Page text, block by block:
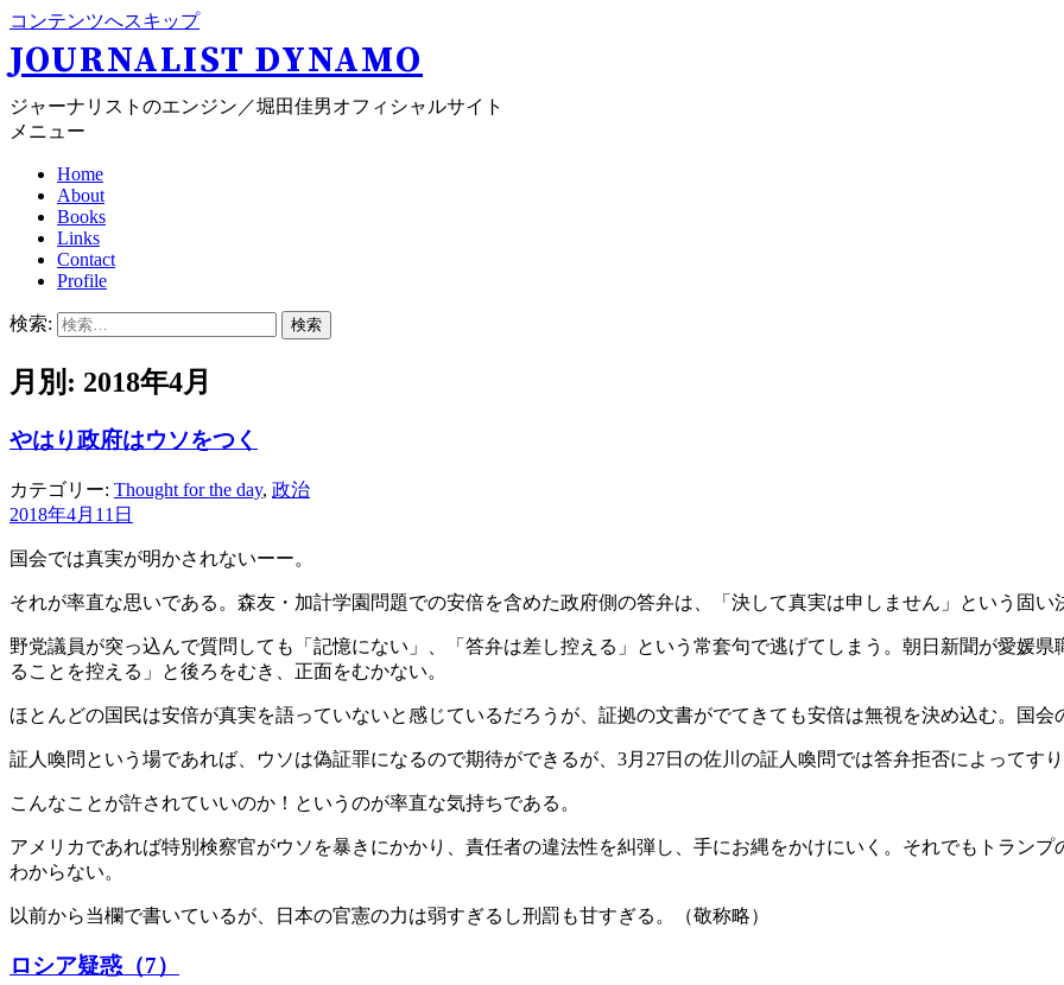
コンテンツへスキップ
JOURNALIST DYNAMO
ジャーナリストのエンジン／堀田佳男オフィシャルサイト
メニュー
Home
About
Books
Links
Contact
Profile
検索:
月別: 2018年4月
やはり政府はウソをつく
カテゴリー: Thought for the day, 政治
2018年4月11日
国会では真実が明かされないーー。
それが率直な思いである。森友・加計学園問題での安倍を含めた政府側の答弁は、「決して真実は申しません」という固い
野党議員が突っ込んで質問しても「記憶にない」、「答弁は差し控える」という常套句で逃げてしまう。朝日新聞が愛媛
ることを控える」と後ろをむき、正面をむかない。
ほとんどの国民は安倍が真実を語っていないと感じているだろうが、証拠の文書がでてきても安倍は無視を決め込む。国会
証人喚問という場であれば、ウソは偽証罪になるので期待ができるが、3月27日の佐川の証人喚問では答弁拒否によってすり
こんなことが許されていいのか！というのが率直な気持ちである。
アメリカであれば特別検察官がウソを暴きにかかり、責任者の違法性を糾弾し、手にお縄をかけにいく。それでもトラン
わからない。
以前から当欄で書いているが、日本の官憲の力は弱すぎるし刑罰も甘すぎる。（敬称略）
ロシア疑惑（7）